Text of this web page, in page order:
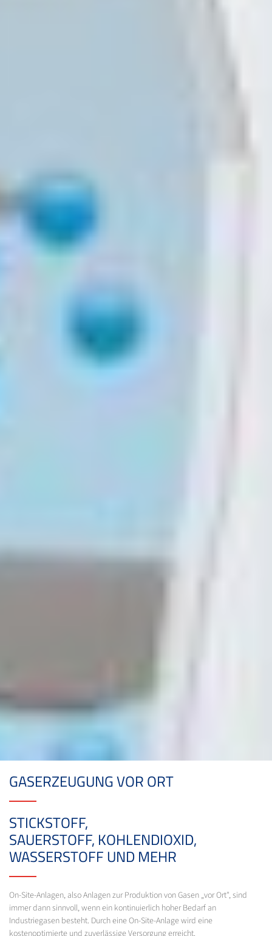
GASERZEUGUNG VOR ORT
STICKSTOFF,
SAUERSTOFF, KOHLENDIOXID,
WASSERSTOFF UND MEHR
On-Site-Anlagen, also Anlagen zur Produktion von Gasen „vor Ort", sind
immer dann sinnvoll, wenn ein kontinuierlich hoher Bedarf an
Industriegasen besteht. Durch eine On-Site-Anlage wird eine